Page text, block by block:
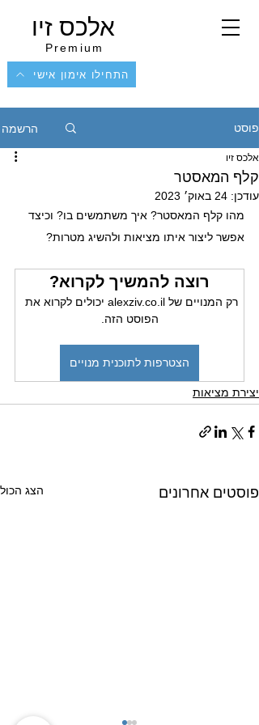
אלכס זיו
Premium
התחילו אימון אישי
פוסט הרשמה
קלף המאסטר
אלכס זיו
עודכן: 24 באוק׳ 2023
מהו קלף המאסטר? איך משתמשים בו? וכיצד
אפשר ליצור איתו מציאות ולהשיג מטרות?
רוצה להמשיך לקרוא?
רק המנויים של alexziv.co.il יכולים לקרוא את
הפוסט הזה.
הצטרפות לתוכנית מנויים
יצירת מציאות
פוסטים אחרונים הצג הכול